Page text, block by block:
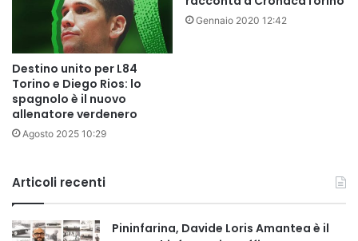
Destino unito per L84
Torino e Diego Rios: lo
spagnolo è il nuovo
allenatore verdenero
Agosto 2025 10:29
Gennaio 2020 12:42
Articoli recenti
Pininfarina, Davide Loris Amantea è il